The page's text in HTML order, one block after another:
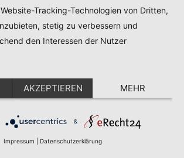
im Vierkampf 2018 auf Kunsteis in
Tracking-Technologien von Dritten,
stetig zu verbessern und
den Interessen der Nutzer
AKZEPTIEREN MEHR
&
Impressum Datenschutzerklärung